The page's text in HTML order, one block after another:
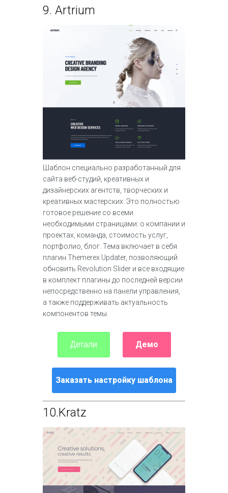
9. Artrium
Шаблон специально разработанный для
сайта веб-студий, креативных и
дизайнерских агентств, творческих и
креативных мастерских. Это полностью
готовое решение со всеми
необходимыми страницами: о компании и
проектах, команда, стоимость услуг,
портфолио, блог. Тема включает в себя
плагин Themerex Updater, позволяющий
обновить Revolution Slider и все входящие
в комплект плагины до последней версии
непосредственно на панели управления,
а также поддерживать актуальность
компонентов темы.
Детали Демо
Заказать настройку шаблона
10.Kratz